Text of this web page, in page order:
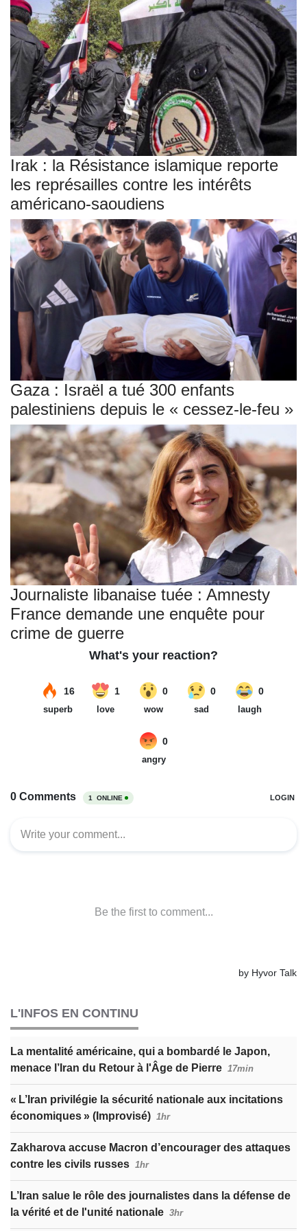
Irak : la Résistance islamique reporte
les représailles contre les intérêts
américano-saoudiens
Gaza : Israël a tué 300 enfants
palestiniens depuis le « cessez-le-feu »
Journaliste libanaise tuée : Amnesty
France demande une enquête pour
crime de guerre
L'INFOS EN CONTINU
La mentalité américaine, qui a bombardé le Japon,
menace l’Iran du Retour à l'Âge de Pierre 17min
« L’Iran privilégie la sécurité nationale aux incitations
économiques » (Improvisé) 1hr
Zakharova accuse Macron d’encourager des attaques
contre les civils russes 1hr
L’Iran salue le rôle des journalistes dans la défense de
la vérité et de l'unité nationale 3hr